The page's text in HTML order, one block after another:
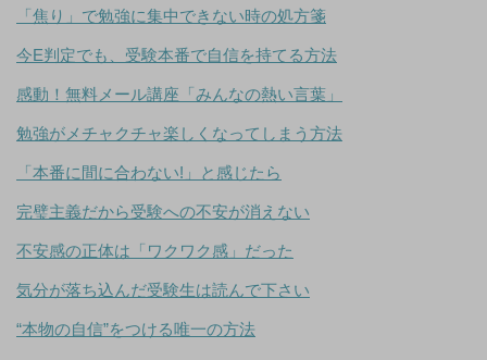
「焦り」で勉強に集中できない時の処方箋
今E判定でも、受験本番で自信を持てる方法
感動！無料メール講座「みんなの熱い言葉」
勉強がメチャクチャ楽しくなってしまう方法
「本番に間に合わない!」と感じたら
完璧主義だから受験への不安が消えない
不安感の正体は「ワクワク感」だった
気分が落ち込んだ受験生は読んで下さい
“本物の自信”をつける唯一の方法